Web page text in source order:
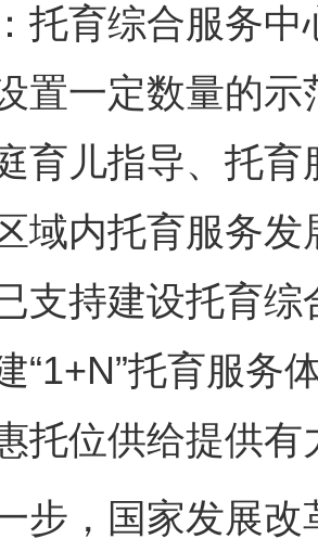
育综合服务中
置一定数量的
育儿指导、托
域内托育服务
支持建设托育
“1+N”托育服务
托位供给提供有
，国家发展改